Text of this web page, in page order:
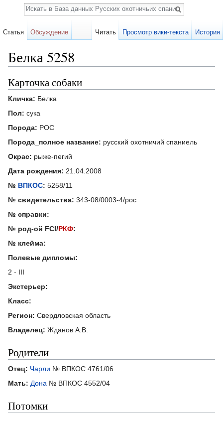
Белка 5258
Карточка собаки
Кличка: Белка
Пол: сука
Порода: РОС
Порода_полное название: русский охотничий спаниель
Окрас: рыже-пегий
Дата рождения: 21.04.2008
№ ВПКОС: 5258/11
№ свидетельства: 343-08/0003-4/рос
№ справки:
№ род-ой FCI/РКФ:
№ клейма:
Полевые дипломы:
2 - III
Экстерьер:
Класс:
Регион: Свердловская область
Владелец: Жданов А.В.
Родители
Отец: Чарли № ВПКОС 4761/06
Мать: Дона № ВПКОС 4552/04
Потомки
Статья Обсуждение Читать Просмотр вики-текста История
Поиск